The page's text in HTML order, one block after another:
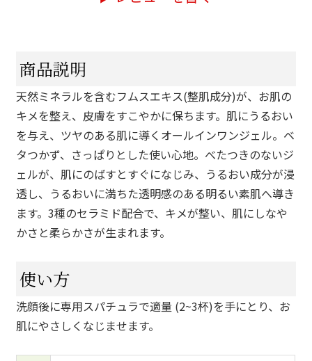
商品説明
天然ミネラルを含むフムスエキス(整肌成分)が、お肌の
キメを整え、皮膚をすこやかに保ちます。肌にうるおい
を与え、ツヤのある肌に導くオールインワンジェル。ベ
タつかず、さっぱりとした使い心地。べたつきのないジ
ェルが、肌にのばすとすぐになじみ、うるおい成分が浸
透し、うるおいに満ちた透明感のある明るい素肌へ導き
ます。3種のセラミド配合で、キメが整い、肌にしなや
かさと柔らかさが生まれます。
使い方
洗顔後に専用スパチュラで適量 (2~3杯)を手にとり、お
肌にやさしくなじませます。